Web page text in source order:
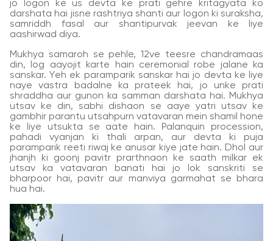
jo logon ke us devta ke prati gehre kritagyata ko
darshata hai jisne rashtriya shanti aur logon ki suraksha,
samriddh fasal aur shantipurvak jeevan ke liye
aashirwad diya.
Mukhya samaroh se pehle, 12ve teesre chandramaas
din, log aayojit karte hain ceremonial robe jalane ka
sanskar. Yeh ek paramparik sanskar hai jo devta ke liye
naye vastra badalne ka prateek hai, jo unke prati
shraddha aur gunon ka samman darshata hai. Mukhya
utsav ke din, sabhi dishaon se aaye yatri utsav ke
gambhir parantu utsahpurn vatavaran mein shamil hone
ke liye utsukta se aate hain. Palanquin procession,
pahadi vyanjan ki thali arpan, aur devta ki puja
paramparik reeti riwaj ke anusar kiye jate hain. Dhol aur
jhanjh ki goonj pavitr prarthnaon ke saath milkar ek
utsav ka vatavaran banati hai jo lok sanskriti se
bharpoor hai, pavitr aur manviya garmahat se bhara
hua hai.